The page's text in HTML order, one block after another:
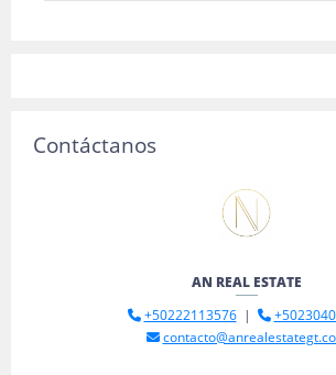
Contáctanos
AN REAL ESTATE
+50222113576|